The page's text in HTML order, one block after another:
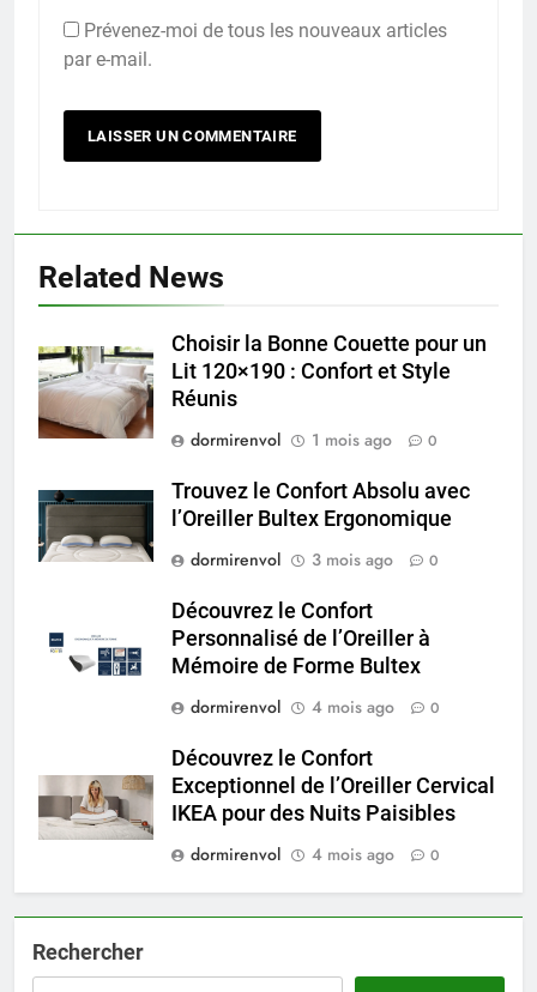
Prévenez-moi de tous les nouveaux articles
par e-mail.
Related News
Choisir la Bonne Couette pour un
Lit 120×190 : Confort et Style
Réunis
dormirenvol
1 mois ago 0
Trouvez le Confort Absolu avec
l’Oreiller Bultex Ergonomique
dormirenvol
3 mois ago 0
Découvrez le Confort
Personnalisé de l’Oreiller à
Mémoire de Forme Bultex
dormirenvol
4 mois ago 0
Découvrez le Confort
Exceptionnel de l’Oreiller Cervical
IKEA pour des Nuits Paisibles
dormirenvol
4 mois ago 0
Rechercher